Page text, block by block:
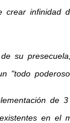
infinidad
su
de
en el